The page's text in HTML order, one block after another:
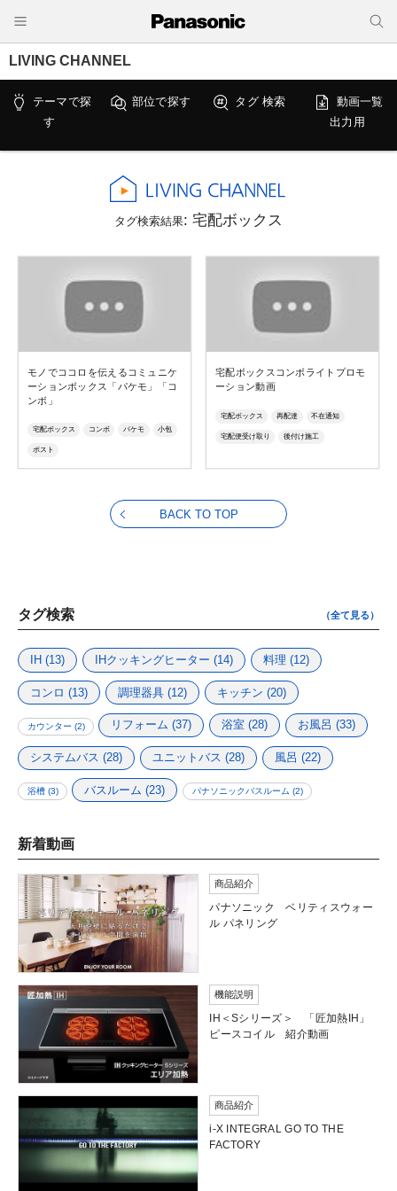
LIVING CHANNEL
テーマで探
す
部位で探す タグ 検索
動画一覧
出力用
タグ検索結果: 宅配ボックス
モノでココロを伝えるコミュニケ
ーションボックス「パケモ」「コ
ンボ」
宅配ボックス コンボ パケモ 小包
ポスト
宅配ボックスコンボライトプロモ
ーション動画
宅配ボックス 再配達 不在通知
宅配便受け取り 後付け施工
BACK TO TOP
タグ検索 （全て見る）
IH (13) IHクッキングヒーター (14) 料理 (12)
コンロ (13) 調理器具(12) キッチン (20)
カウンター (2) リフォーム (37) 浴室 (28) お風呂 (33)
システムバス (28) ユニットバス (28) 風呂 (22)
浴槽(3) バスルーム (23) パナソニックバスルーム (2)
新着動画
商品紹介
パナソニック ベリティスウォー
ル パネリング
機能説明
IH＜Sシリーズ＞ 「匠加熱IH」
ピースコイル 紹介動画
商品紹介
i-X INTEGRAL GO TO THE
FACTORY